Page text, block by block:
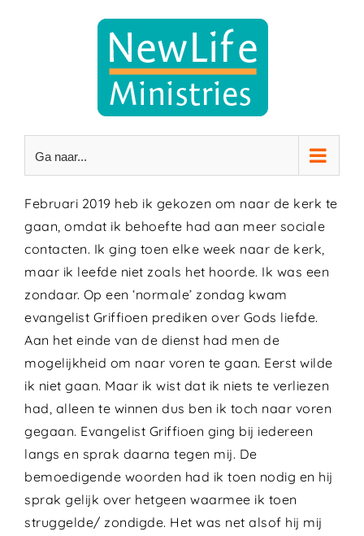
Ga naar...
Februari 2019 heb ik gekozen om naar de kerk te
gaan, omdat ik behoefte had aan meer sociale
contacten. Ik ging toen elke week naar de kerk,
maar ik leefde niet zoals het hoorde. Ik was een
zondaar. Op een ‘normale’ zondag kwam
evangelist Griffioen prediken over Gods liefde.
Aan het einde van de dienst had men de
mogelijkheid om naar voren te gaan. Eerst wilde
ik niet gaan. Maar ik wist dat ik niets te verliezen
had, alleen te winnen dus ben ik toch naar voren
gegaan. Evangelist Griffioen ging bij iedereen
langs en sprak daarna tegen mij. De
bemoedigende woorden had ik toen nodig en hij
sprak gelijk over hetgeen waarmee ik toen
struggelde/ zondigde. Het was net alsof hij mij